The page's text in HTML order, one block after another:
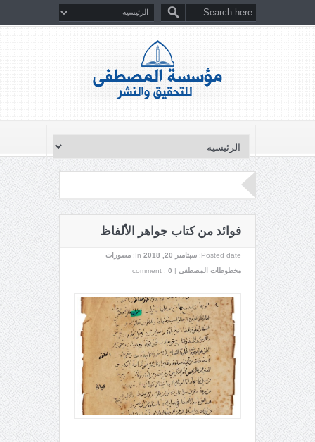
فوائد من كتاب جواهر الألفاظ
Posted date: سپتامبر 20, 2018 In:
مصورات
مخطوطات المصطفى |
comment : 0